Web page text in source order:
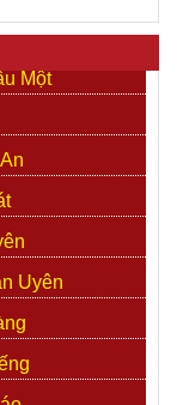
Một
Uyên